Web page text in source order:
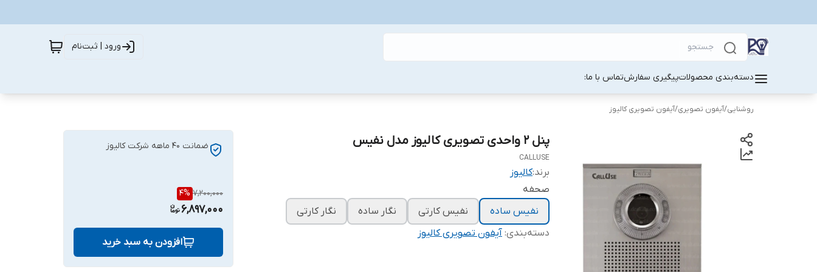
ورود | ثبت‌نام
دسته‌بندی محصولاتپیگیری سفارشتماس با ما:
روشنایی/آیفون تصویری/آیفون تصویری کالیوز
پنل 2 واحدی تصویری کالیوز مدل نفیس
CALLUSE
برند:کالیوز
صحفه
نفیس ساده
نفیس کارتی نگار ساده
نگار کارتی
دسته‌بندی: آیفون تصویری کالیوز
ضمانت ۴۰ ماهه شرکت کالیوز
7,200,000
4%
6,897,000
افزودن به سبد خرید